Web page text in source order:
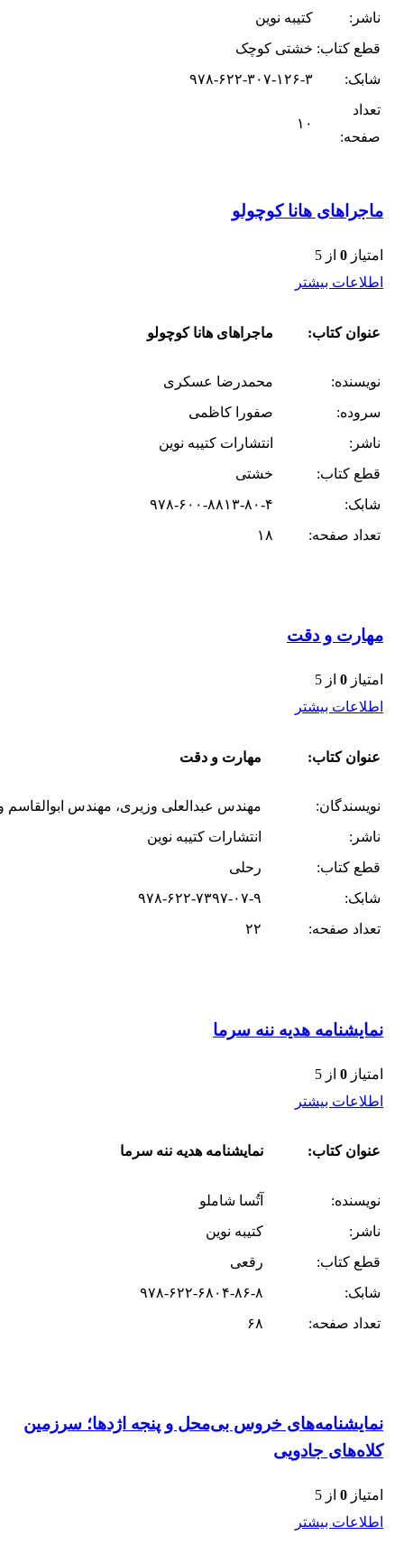
ناشر:
کتیبه نوین
قطع کتاب: خشتی کوچک
شابک:
۹۷۸-۶۲۲-۳۰۷-۱۲۶-۳
تعداد
صفحه:
۱۰
ماجراهای هانا کوچولو
امتیاز 0 از 5
اطلاعات بیشتر
عنوان کتاب: ماجراهای هانا کوچولو
نویسنده:
محمدرضا عسکری
سروده:
صفورا کاظمی
ناشر:
انتشارات کتیبه نوین
قطع کتاب:
خشتی
شابک:
۹۷۸-۶۰۰-۸۸۱۳-۸۰-۴
تعداد صفحه:
۱۸
مهارت و دقت
امتیاز 0 از 5
اطلاعات بیشتر
عنوان کتاب: مهارت و دقت
نویسندگان:
مهندس عبدالعلی وزیری، مهندس ابوالقاسم
ناشر:
انتشارات کتیبه نوین
قطع کتاب:
رحلی
شابک:
۹۷۸-۶۲۲-۷۳۹۷-۰۷-۹
تعداد صفحه:
۲۲
نمایشنامه هدیه ننه سرما
امتیاز 0 از 5
اطلاعات بیشتر
عنوان کتاب: نمایشنامه هدیه ننه سرما
نویسنده:
آتُسا شاملو
ناشر:
کتیبه نوین
قطع کتاب:
رقعی
شابک:
۹۷۸-۶۲۲-۶۸۰۴-۸۶-۸
تعداد صفحه:
۶۸
نمایشنامه‌های خروس بی‌محل و پنجه اژدها؛ سرزمین
کلاه‌های جادویی
امتیاز 0 از 5
اطلاعات بیشتر